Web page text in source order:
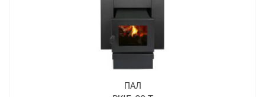
ПАЛ